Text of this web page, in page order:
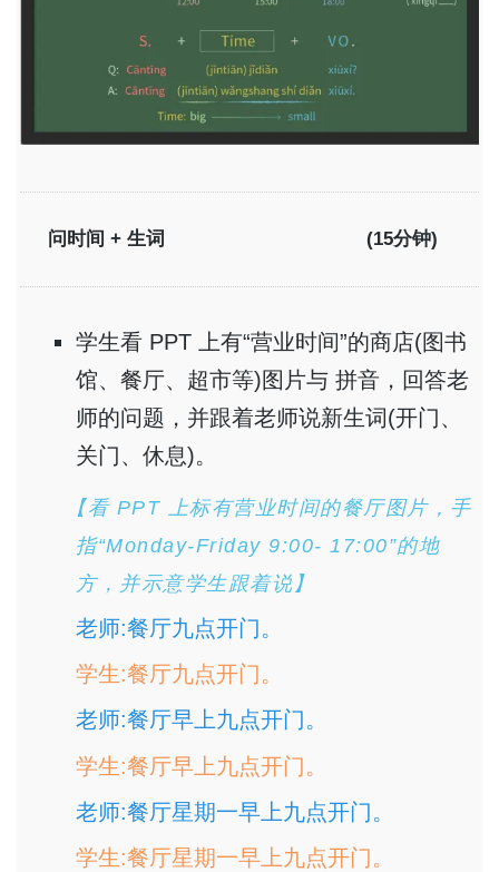
问时间 + 生词 (15分钟)
学生看 PPT 上有“营业时间”的商店(图书
馆、餐厅、超市等)图片与 拼音，回答老
师的问题，并跟着老师说新生词(开门、
关门、休息)。
【看 PPT 上标有营业时间的餐厅图片，手
指“Monday-Friday 9:00- 17:00”的地
方，并示意学生跟着说】
老师:餐厅九点开门。
学生:餐厅九点开门。
老师:餐厅早上九点开门。
学生:餐厅早上九点开门。
老师:餐厅星期一早上九点开门。
学生:餐厅星期一早上九点开门。